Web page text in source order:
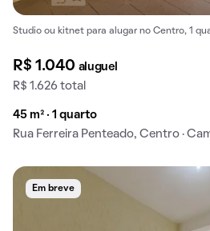
Studio ou kitnet para alugar no Centro, 1
R$ 1.040 aluguel
R$ 1.626 total
45 m² · 1 quarto
Rua Ferreira Penteado, Centro ·
Em breve